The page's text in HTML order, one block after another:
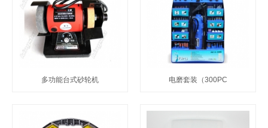
多功能台式砂轮机 电磨套装（300PC